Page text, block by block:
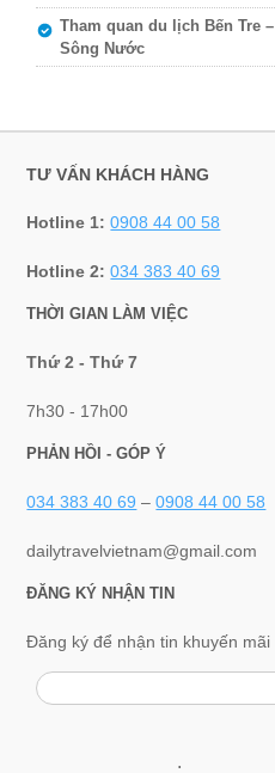
Tham quan du lịch Bến Tre
Sông Nước
TƯ VẤN KHÁCH HÀNG
Hotline 1:0908 44 00 58
Hotline 2:034 383 40 69
THỜI GIAN LÀM VIỆC
Thứ 2 - Thứ 7
7h30 - 17h00
PHẢN HỒI - GÓP Ý
034 383 40 69 –0908 44 00 58
dailytravelvietnam@gmail.com
ĐĂNG KÝ NHẬN TIN
Đăng ký để nhận tin khuyến mãi
.